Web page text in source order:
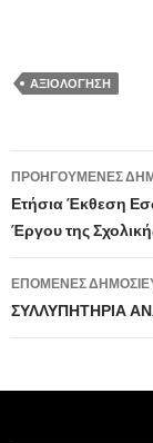
ΑΞΙΟΛΌΓΗΣΗ
Πλοήγηση
άρθρων
ΠΡΟΗΓΟΎΜΕΝΕΣ
Ετήσια Έκθεση
Έργου της
ΕΠΌΜΕΝΕΣ
ΣΥΛΛΥΠΗΤΗΡΙΑ